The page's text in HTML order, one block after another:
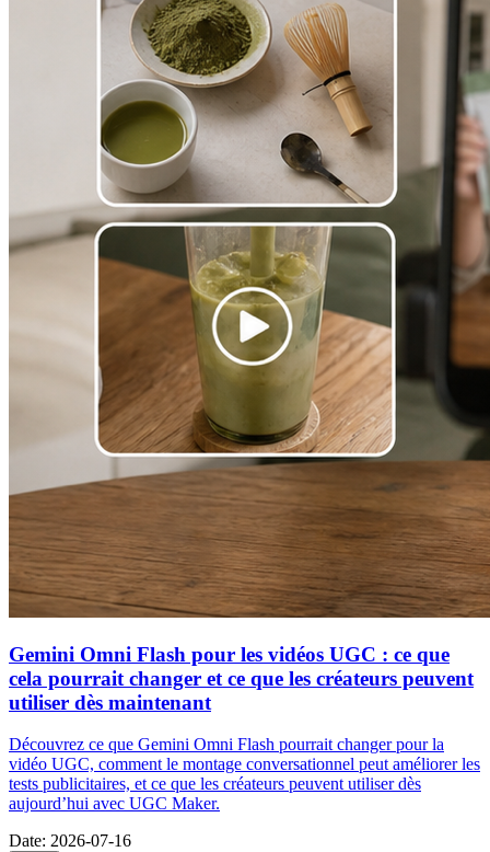
Gemini Omni Flash pour les vidéos UGC : ce que
cela pourrait changer et ce que les créateurs peuvent
utiliser dès maintenant
Découvrez ce que Gemini Omni Flash pourrait changer pour la
vidéo UGC, comment le montage conversationnel peut améliorer les
tests publicitaires, et ce que les créateurs peuvent utiliser dès
aujourd’hui avec UGC Maker.
Date: 2026-07-16